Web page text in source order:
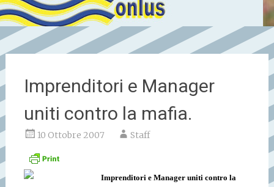
Imprenditori e Manager
uniti contro la mafia.
10 Ottobre 2007 Staff
Imprenditori e Manager uniti contro la